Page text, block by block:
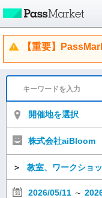
【重要】
開催地を選択
株式会社aiBloom
＞ 教室、ワークショ
2026/05/11 ～